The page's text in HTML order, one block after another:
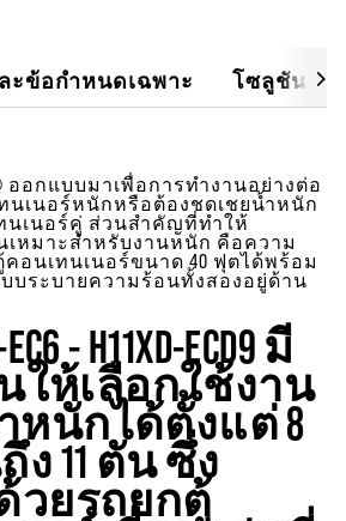
ะข้อกำหนดเฉพาะ โซลูชันอุต
ออกแบบมาเพื่อการทำงานอย่างต่อ
นเนอร์หนักหรือต้องชดเชยน้ำหนัก
นเนอร์คู่ ส่วนสำคัญที่ทำให้
เหมาะสำหรับงานหนัก คือความ
อนเทนเนอร์ขนาด 40 ฟุตได้พร้อม
บระบายความร้อนทั้งสองอยู่ด้าน
- H11XD-ECD9 มี
ให้เลือกใช้งาน
หนักได้ตั้งแต่ 8
11 ตัน ซึ่ง
วยรถยกตู้